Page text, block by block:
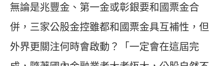
無論是兆豐金、第一金或彰銀要和國票金合
併，三家公股金控雖都和國票金具互補性，但
外界更關注何時會啟動？「一定會在這屆完